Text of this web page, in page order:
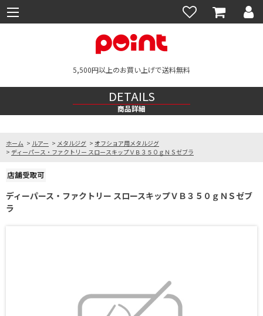
5,500円以上のお買い上げで送料無料
DETAILS
商品詳細
ホーム > ルアー > メタルジグ > オフショア用メタルジグ
> ディーパース・ファクトリー スロースキップＶＢ３５０ｇＮＳゼブラ
ディーパース・ファクトリー スロースキップＶＢ３５０ｇＮＳゼブ
ラ